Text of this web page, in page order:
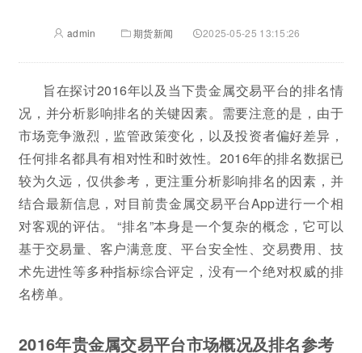
admin 期货新闻 2025-05-25 13:15:26
旨在探讨2016年以及当下贵金属交易平台的排名情
况，并分析影响排名的关键因素。需要注意的是，由于
市场竞争激烈，监管政策变化，以及投资者偏好差异，
任何排名都具有相对性和时效性。2016年的排名数据已
较为久远，仅供参考，更注重分析影响排名的因素，并
结合最新信息，对目前贵金属交易平台App进行一个相
对客观的评估。 “排名”本身是一个复杂的概念，它可以
基于交易量、客户满意度、平台安全性、交易费用、技
术先进性等多种指标综合评定，没有一个绝对权威的排
名榜单。
2016年贵金属交易平台市场概况及排名参考